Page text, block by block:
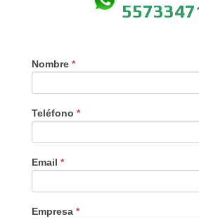
Nombre *
Teléfono *
Email *
Empresa *